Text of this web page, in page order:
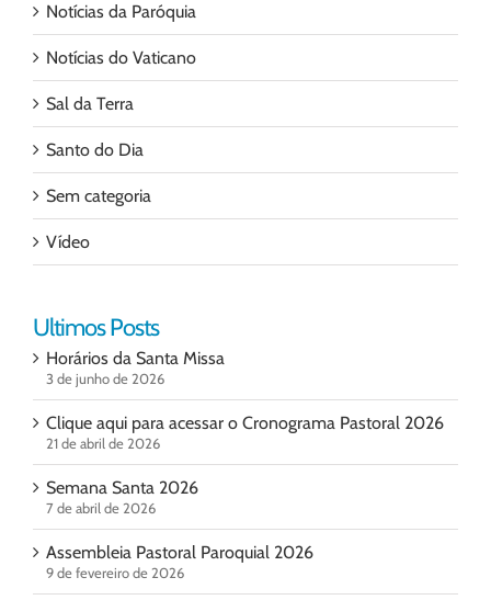
Notícias da Paróquia
Notícias do Vaticano
Sal da Terra
Santo do Dia
Sem categoria
Vídeo
Ultimos Posts
Horários da Santa Missa
3 de junho de 2026
Clique aqui para acessar o Cronograma Pastoral 2026
21 de abril de 2026
Semana Santa 2026
7 de abril de 2026
Assembleia Pastoral Paroquial 2026
9 de fevereiro de 2026